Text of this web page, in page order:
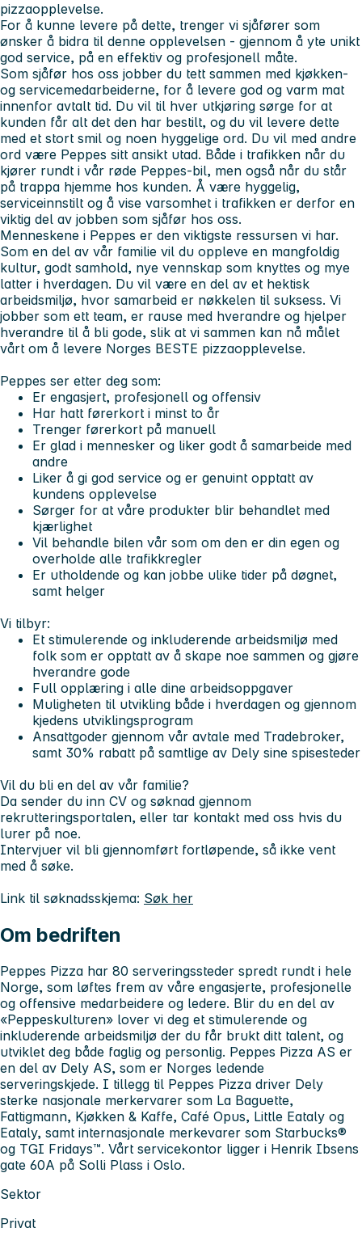
pizzaopplevelse.
For å kunne levere på dette, trenger vi sjåfører som
ønsker å bidra til denne opplevelsen - gjennom å yte unikt
god service, på en effektiv og profesjonell måte.
Som sjåfør hos oss jobber du tett sammen med kjøkken-
og servicemedarbeiderne, for å levere god og varm mat
innenfor avtalt tid. Du vil til hver utkjøring sørge for at
kunden får alt det den har bestilt, og du vil levere dette
med et stort smil og noen hyggelige ord. Du vil med andre
ord være Peppes sitt ansikt utad. Både i trafikken når du
kjører rundt i vår røde Peppes-bil, men også når du står
på trappa hjemme hos kunden. Å være hyggelig,
serviceinnstilt og å vise varsomhet i trafikken er derfor en
viktig del av jobben som sjåfør hos oss.
Menneskene i Peppes er den viktigste ressursen vi har.
Som en del av vår familie vil du oppleve en mangfoldig
kultur, godt samhold, nye vennskap som knyttes og mye
latter i hverdagen. Du vil være en del av et hektisk
arbeidsmiljø, hvor samarbeid er nøkkelen til suksess. Vi
jobber som ett team, er rause med hverandre og hjelper
hverandre til å bli gode, slik at vi sammen kan nå målet
vårt om å levere Norges BESTE pizzaopplevelse.
Peppes ser etter deg som:
Er engasjert, profesjonell og offensiv
Har hatt førerkort i minst to år
Trenger førerkort på manuell
Er glad i mennesker og liker godt å samarbeide med
andre
Liker å gi god service og er genuint opptatt av
kundens opplevelse
Sørger for at våre produkter blir behandlet med
kjærlighet
Vil behandle bilen vår som om den er din egen og
overholde alle trafikkregler
Er utholdende og kan jobbe ulike tider på døgnet,
samt helger
Vi tilbyr:
Et stimulerende og inkluderende arbeidsmiljø med
folk som er opptatt av å skape noe sammen og gjøre
hverandre gode
Full opplæring i alle dine arbeidsoppgaver
Muligheten til utvikling både i hverdagen og gjennom
kjedens utviklingsprogram
Ansattgoder gjennom vår avtale med Tradebroker,
samt 30% rabatt på samtlige av Dely sine spisesteder
Vil du bli en del av vår familie?
Da sender du inn CV og søknad gjennom
rekrutteringsportalen, eller tar kontakt med oss hvis du
lurer på noe.
Intervjuer vil bli gjennomført fortløpende, så ikke vent
med å søke.
Link til søknadsskjema: Søk her
Om bedriften
Peppes Pizza har 80 serveringssteder spredt rundt i hele
Norge, som løftes frem av våre engasjerte, profesjonelle
og offensive medarbeidere og ledere. Blir du en del av
«Peppeskulturen» lover vi deg et stimulerende og
inkluderende arbeidsmiljø der du får brukt ditt talent, og
utviklet deg både faglig og personlig. Peppes Pizza AS er
en del av Dely AS, som er Norges ledende
serveringskjede. I tillegg til Peppes Pizza driver Dely
sterke nasjonale merkervarer som La Baguette,
Fattigmann, Kjøkken & Kaffe, Café Opus, Little Eataly og
Eataly, samt internasjonale merkevarer som Starbucks®
og TGI Fridays™. Vårt servicekontor ligger i Henrik Ibsens
gate 60A på Solli Plass i Oslo.
Sektor
Privat